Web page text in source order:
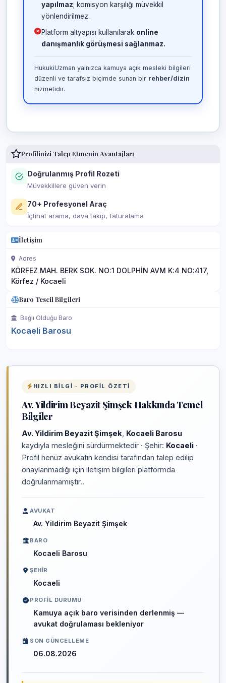
yapılmaz; komisyon karşılığı müvekkil
yönlendirilmez.
Platform altyapısı kullanılarak online
danışmanlık görüşmesi sağlanmaz.
HukukiUzman yalnızca kamuya açık mesleki bilgileri
düzenli ve tarafsız biçimde sunan bir rehber/dizin
hizmetidir.
Profilinizi Talep Etmenin Avantajları
Doğrulanmış Profil Rozeti
Müvekkillere güven verin
70+ Profesyonel Araç
İçtihat arama, dava takip, faturalama
İletişim
Adres
KÖRFEZ MAH. BERK SOK. NO:1 DOLPHİN AVM K:4 NO:417,
Körfez / Kocaeli
Baro Tescil Bilgileri
Bağlı Olduğu Baro
Kocaeli Barosu
HIZLI BILGI · PROFIL ÖZETI
Av. Yildirim Beyazit Şimşek Hakkında Temel
Bilgiler
Av. Yildirim Beyazit Şimşek Kocaeli Barosu
kaydıyla mesleğini sürdürmektedir · Şehir: Kocaeli ·
Profil henüz avukatın kendisi tarafından talep edilip
onaylanmadığı için iletişim bilgileri platformda
doğrulanmamıştır..
AVUKAT
Av. Yildirim Beyazit Şimşek
BARO
Kocaeli Barosu
ŞEHIR
Kocaeli
PROFIL DURUMU
Kamuya açık baro verisinden derlenmiş —
avukat doğrulaması bekleniyor
SON GÜNCELLEME
06.08.2026